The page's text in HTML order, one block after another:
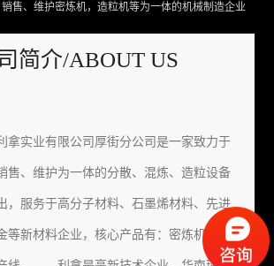
售、维护密炼机，造粒机等为一体的机械制造企业
简介/ABOUT US
有限公司厚街分公司是一家致力于
售、维护为一体的分散、混炼、造粒设备
，服务于高分子材料、石墨烯材料、先进
等新材料企业，核心产品有：密炼机，开